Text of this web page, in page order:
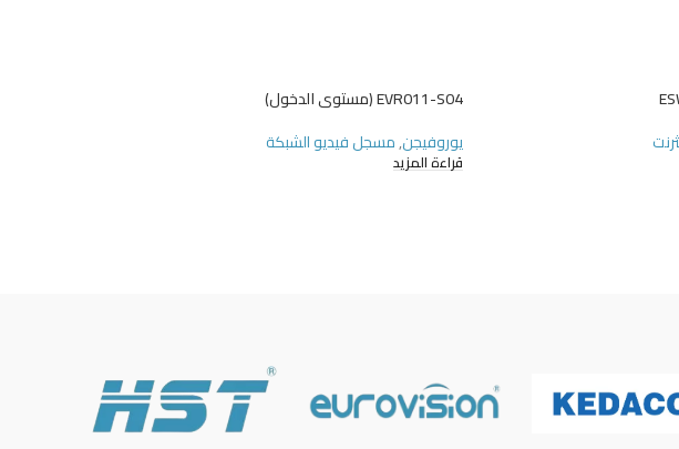
EVR011-S04 (مستوى الدخول)
يوروفيجن,مسجل فيديو الشبكة
قراءة المزيد